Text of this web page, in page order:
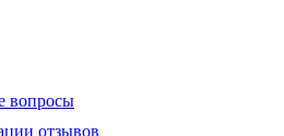
вопросы
отзывов